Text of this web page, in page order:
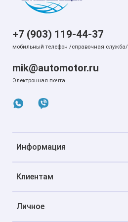
Информация
Клиентам
Личное
+7 (903) 119-44-37
мобильный телефон /справочная служба/
mik@automotor.ru
Электронная почта